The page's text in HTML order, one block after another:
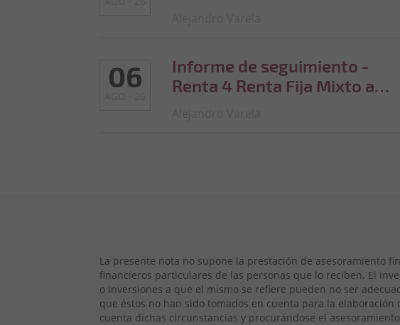
06
Informe de seguimiento -
Renta 4 Renta Fija Mixto a
La presente nota no supone la prestación de asesoramiento
financieros particulares de las personas que lo reciben. El
o inversiones a que el mismo se refiere pueden no ser
que éstos no han sido tomados en cuenta para la
cuenta dichas circunstancias y procurándose el